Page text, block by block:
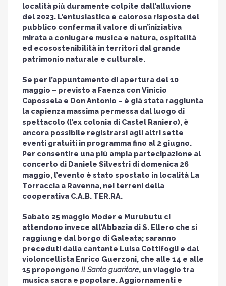
località più duramente colpite dall’alluvione
del 2023. L’entusiastica e calorosa risposta del
pubblico conferma il valore di un’iniziativa
mirata a coniugare musica e natura, ospitalità
ed ecosostenibilità in territori dal grande
patrimonio naturale e culturale.
Se per l’appuntamento di apertura del 10
maggio – previsto a Faenza con Vinicio
Capossela e Don Antonio – è già stata raggiunta
la capienza massima permessa dal luogo di
spettacolo (l’ex colonia di Castel Raniero), è
ancora possibile registrarsi agli altri sette
eventi gratuiti in programma fino al 2 giugno.
Per consentire una più ampia partecipazione al
concerto di Daniele Silvestri di domenica 26
maggio, l’evento è stato spostato in località La
Torraccia a Ravenna, nei terreni della
cooperativa C.A.B. TER.RA.
Sabato 25 maggio Moder e Murubutu ci
attendono invece all’Abbazia di S. Ellero che si
raggiunge dal borgo di Galeata; saranno
preceduti dalla cantante Luisa Cottifogli e dal
violoncellista Enrico Guerzoni, che alle 14 e alle
15 propongono Il Santo guaritore, un viaggio tra
musica sacra e popolare. Aggiornamenti e